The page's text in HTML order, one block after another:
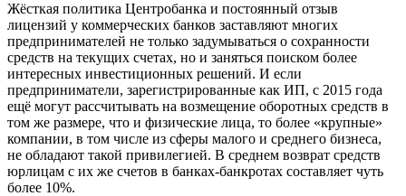
Жёсткая политика Центробанка и постоянный отзыв
лицензий у коммерческих банков заставляют многих
предпринимателей не только задумываться о сохранности
средств на текущих счетах, но и заняться поиском более
интересных инвестиционных решений. И если
предприниматели, зарегистрированные как ИП, с 2015 года
ещё могут рассчитывать на возмещение оборотных средств в
том же размере, что и физические лица, то более «крупные»
компании, в том числе из сферы малого и среднего бизнеса,
не обладают такой привилегией. В среднем возврат средств
юрлицам с их же счетов в банках-банкротах составляет чуть
более 10%.